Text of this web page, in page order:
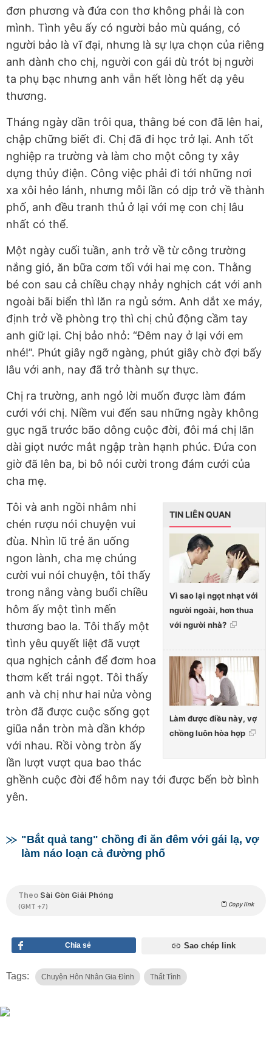
đơn phương và đứa con thơ không phải là con
mình. Tình yêu ấy có người bảo mù quáng, có
người bảo là vĩ đại, nhưng là sự lựa chọn của riêng
anh dành cho chị, người con gái dù trót bị người
ta phụ bạc nhưng anh vẫn hết lòng hết dạ yêu
thương.
Tháng ngày dần trôi qua, thằng bé con đã lên hai,
chập chững biết đi. Chị đã đi học trở lại. Anh tốt
nghiệp ra trường và làm cho một công ty xây
dựng thủy điện. Công việc phải đi tới những nơi
xa xôi hẻo lánh, nhưng mỗi lần có dịp trở về thành
phố, anh đều tranh thủ ở lại với mẹ con chị lâu
nhất có thể.
Một ngày cuối tuần, anh trở về từ công trường
nắng gió, ăn bữa cơm tối với hai mẹ con. Thằng
bé con sau cả chiều chạy nhảy nghịch cát với anh
ngoài bãi biển thì lăn ra ngủ sớm. Anh dắt xe máy,
định trở về phòng trọ thì chị chủ động cầm tay
anh giữ lại. Chị bảo nhỏ: “Đêm nay ở lại với em
nhé!”. Phút giây ngỡ ngàng, phút giây chờ đợi bấy
lâu với anh, nay đã trở thành sự thực.
Chị ra trường, anh ngỏ lời muốn được làm đám
cưới với chị. Niềm vui đến sau những ngày không
gục ngã trước bão dông cuộc đời, đôi má chị lăn
dài giọt nước mắt ngập tràn hạnh phúc. Đứa con
giờ đã lên ba, bi bô nói cười trong đám cưới của
cha mẹ.
TIN LIÊN QUAN
Vì sao lại ngọt nhạt với
người ngoài, hơn thua
với người nhà?
Làm được điều này, vợ
chồng luôn hòa hợp
Tôi và anh ngồi nhâm nhi
chén rượu nói chuyện vui
đùa. Nhìn lũ trẻ ăn uống
ngon lành, cha mẹ chúng
cười vui nói chuyện, tôi thấy
trong nắng vàng buổi chiều
hôm ấy một tình mến
thương bao la. Tôi thấy một
tình yêu quyết liệt đã vượt
qua nghịch cảnh để đơm hoa
thơm kết trái ngọt. Tôi thấy
anh và chị như hai nửa vòng
tròn đã được cuộc sống gọt
giũa nắn tròn mà dần khớp
với nhau. Rồi vòng tròn ấy
lần lượt vượt qua bao thác
ghềnh cuộc đời để hôm nay tới được bến bờ bình
yên.
"Bắt quả tang" chồng đi ăn đêm với gái lạ, vợ
làm náo loạn cả đường phố
Theo Sài Gòn Giải Phóng
(GMT +7) Copy link
Chia sẻ Sao chép link
Tags: Chuyện Hôn Nhân Gia Đình Thất Tình